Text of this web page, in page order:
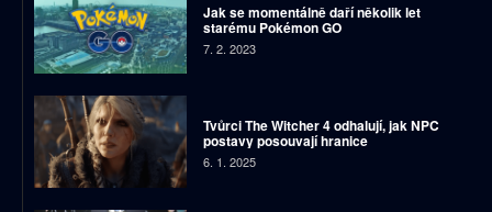
Jak se momentálně daří několik let
starému Pokémon GO
7. 2. 2023
Tvůrci The Witcher 4 odhalují, jak NPC
postavy posouvají hranice
6. 1. 2025